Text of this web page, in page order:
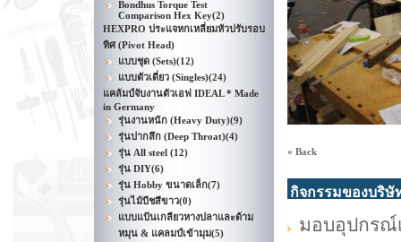
Bondhus Torque Test
Comparison Hex Key(2)
HEXPRO ประแจหกเหลี่ยมหัวปรับรอบ
ทิศ (Pivot Head)
แบบชุด (Sets)(12)
แบบตัวเดี่ยว (Singles)(24)
แคล้มป์จับงานตัวเอฟ IDEAL * Made
in Germany
รุ่นงานหนัก (Heavy Duty)(9)
รุ่นปากลึก (Deep Throat)(4)
รุ่น All steel (12)
รุ่น DIY(6)
รุ่น Hobby ขนาดเล็ก(7)
รุ่นไม้บีชสีขาว(0)
แบบแป้นเกลียวหางปลาและด้าม
หมุน & แคลมป์เข้ามุม(5)
« Back
กิจกรรมของบริษั
มอบอุปกรณ์